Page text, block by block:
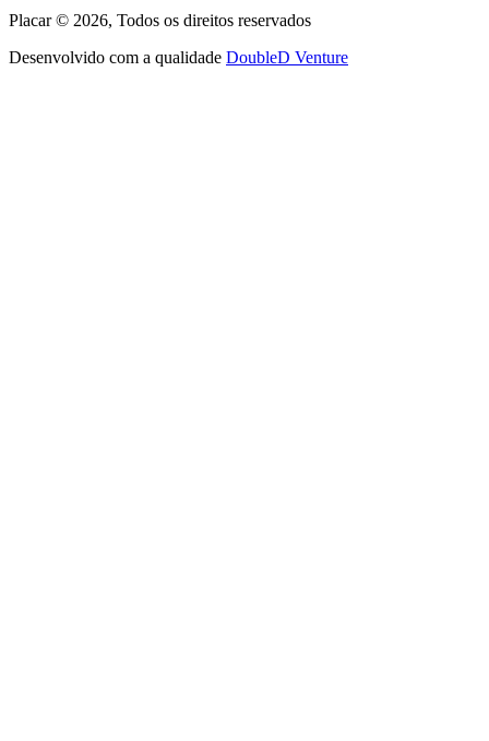
Placar © 2026, Todos os direitos reservados
Desenvolvido com a qualidade DoubleD Venture